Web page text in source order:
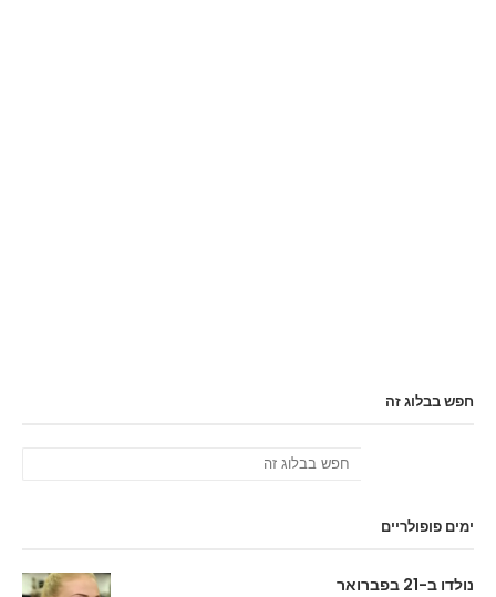
חפש בבלוג זה
ימים פופולריים
נולדו ב-21 בפברואר